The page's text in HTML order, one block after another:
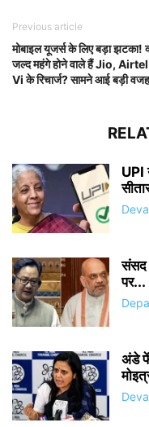
Previous article
मोबाइल यूजर्स के लिए बड़ा झटका!
जल्द महंगे होने वाले हैं Jio,
Vi के रिचार्ज? सामने आई बड़ी वजह
UPI
संसद
पर...
अंडे